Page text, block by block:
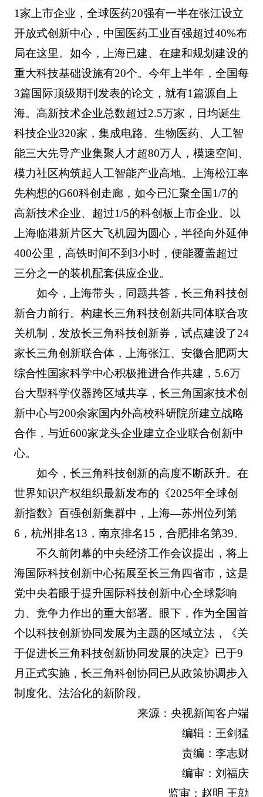
1家上市企业，全球医药20强有一半在张江设立
开放式创新中心，中国医药工业百强超过40%布
局在这里。如今，上海已建、在建和规划建设的
重大科技基础设施有20个。今年上半年，全国每
3篇国际顶级期刊发表的论文，就有1篇源自上
海。高新技术企业总数超过2.5万家，日均诞生
科技企业320家，集成电路、生物医药、人工智
能三大先导产业集聚人才超80万人，模速空间、
模力社区构筑起人工智能产业高地。上海松江率
先构想的G60科创走廊，如今已汇聚全国1/7的
高新技术企业、超过1/5的科创板上市企业。以
上海临港新片区大飞机园为圆心，半径向外延伸
400公里，高铁时间不到3小时，便能覆盖超过
三分之一的装机配套供应企业。
如今，上海带头，同题共答，长三角科技创
新合力前行。构建长三角科技创新共同体联合攻
关机制，发放长三角科技创新券，试点建设了24
家长三角创新联合体，上海张江、安徽合肥两大
综合性国家科学中心积极推进合作共建，5.6万
台大型科学仪器跨区域共享，长三角国家技术创
新中心与200余家国内外高校科研院所建立战略
合作，与近600家龙头企业建立企业联合创新中
心。
如今，长三角科技创新的高度不断跃升。在
世界知识产权组织最新发布的《2025年全球创
新指数》百强创新集群中，上海—苏州位列第
6，杭州排名13，南京排名15，合肥排名第39。
不久前闭幕的中央经济工作会议提出，将上
海国际科技创新中心拓展至长三角四省市，这是
党中央着眼于提升国际科技创新中心全球影响
力、竞争力作出的重大部署。眼下，作为全国首
个以科技创新协同发展为主题的区域立法，《关
于促进长三角科技创新协同发展的决定》已于9
月正式实施，长三角科创协同已从政策协调步入
制度化、法治化的新阶段。
来源：央视新闻客户端
编辑：王剑猛
责编：李志财
编审：刘福庆
监审：赵明 王勍